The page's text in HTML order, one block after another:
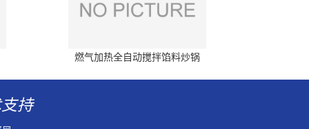
燃气加热全自动搅拌馅料炒锅
持